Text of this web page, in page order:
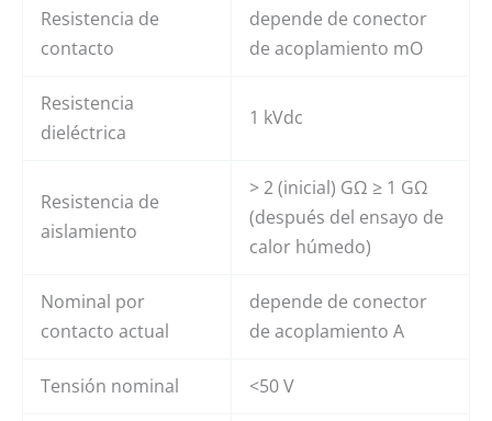
Resistencia de
contacto
depende de conector
de acoplamiento mO
Resistencia
dieléctrica
1 kVdc
Resistencia de
aislamiento
> 2 (inicial) GΩ ≥ 1 GΩ
(después del ensayo de
calor húmedo)
Nominal por
contacto actual
depende de conector
de acoplamiento A
Tensión nominal <50 V